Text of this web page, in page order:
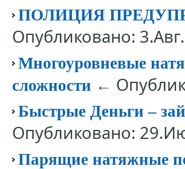
ПОЛИЦИЯ
Опубликовано:
Многоуровневые
сложности ←
Быстрые Деньги –
Опубликовано:
Парящие натяжные